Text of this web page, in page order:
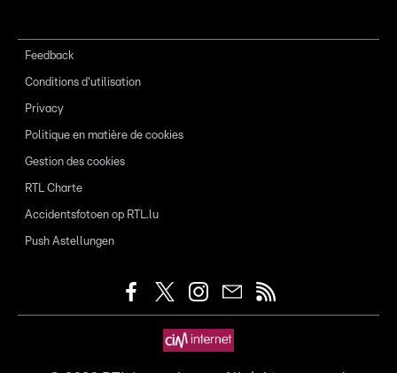
Feedback
Conditions d'utilisation
Privacy
Politique en matière de cookies
Gestion des cookies
RTL Charte
Accidentsfotoen op RTL.lu
Push Astellungen